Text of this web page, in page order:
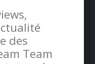
des
Team